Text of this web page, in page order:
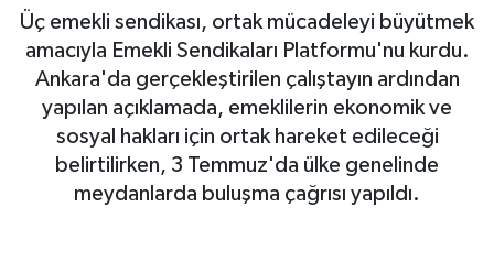
Üç emekli sendikası, ortak mücadeleyi büyütmek
amacıyla Emekli Sendikaları Platformu'nu kurdu.
Ankara'da gerçekleştirilen çalıştayın ardından
yapılan açıklamada, emeklilerin ekonomik ve
sosyal hakları için ortak hareket edileceği
belirtilirken, 3 Temmuz'da ülke genelinde
meydanlarda buluşma çağrısı yapıldı.
DÜNYA
EGE
EĞİTİM
EKOLOJİ VE ÇEVRE